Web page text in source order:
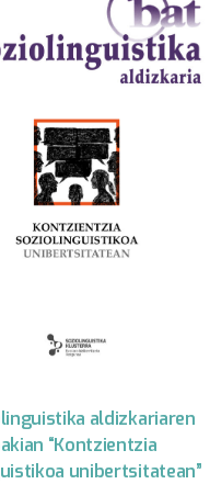
aldizkariaren
“Kontzientzia
unibertsitatean”